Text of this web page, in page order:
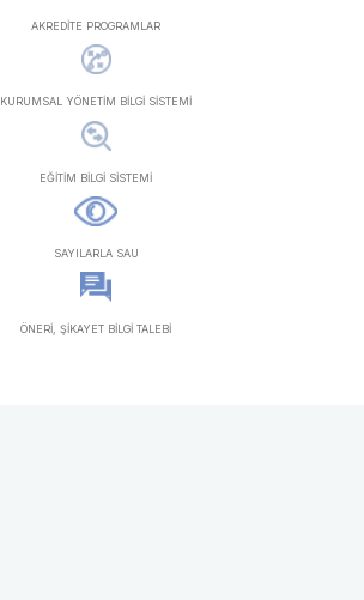
AKREDİTE PROGRAMLAR
KURUMSAL YÖNETİM BİLGİ SİSTEMİ
EĞİTİM BİLGİ SİSTEMİ
SAYILARLA SAU
ÖNERİ, ŞİKAYET BİLGİ TALEBİ